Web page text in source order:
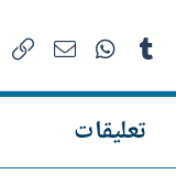
Pinterest
Tumblr
WhatsApp
تعليقات